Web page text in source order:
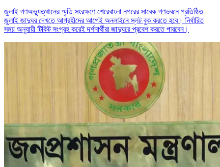
জুলাই গণঅভ্যুত্থানের স্মৃতি সংরক্ষণে শেরেবাংলা নগরের সাবেক গণভবনে প্রতিষ্ঠিত
জুলাই জাদুঘর দেখতে আগ্রহীদের আগেই অনলাইনে স্লট বুক করতে হবে। নির্ধারিত
সময় অনুযায়ী টিকিট সংগ্রহ করেই দর্শনার্থীরা জাদুঘরে প্রবেশ করতে পারবেন।